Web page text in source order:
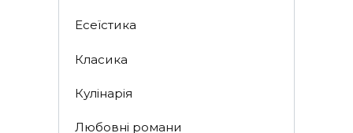
Есеїстика
Класика
Кулінарія
Любовні романи